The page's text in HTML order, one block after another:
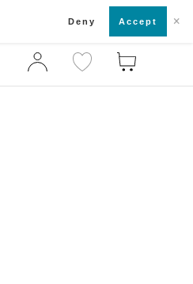
店舗一覧・来店予約
Deny Accept ×